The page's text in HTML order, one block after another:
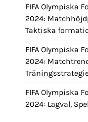
FIFA Olympiska
2024:
Taktiska
FIFA Olympiska
2024:
FIFA Olympiska
2024: Lagval,